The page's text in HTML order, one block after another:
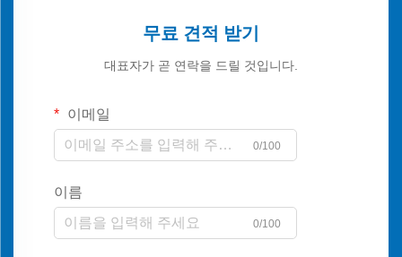
무료 견적 받기
대표자가 곧 연락을 드릴 것입니다.
이메일
0/100
이름
0/100